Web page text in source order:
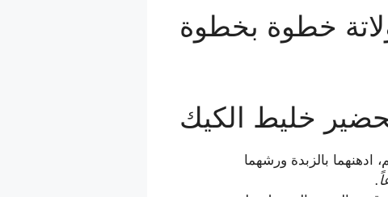
خطوة بخطوة
خليط الكيك
بقطر 20 سم، ادهنهما بالزبدة ورشهما